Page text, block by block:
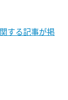
する記事が掲